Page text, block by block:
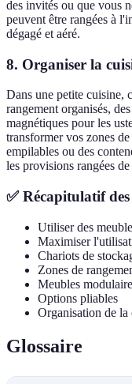
des invités ou que vous
peuvent être rangées à
dégagé et aéré.
8. Organiser la
Dans une petite cuisine,
rangement organisés,
magnétiques pour les
transformer vos zones
empilables ou des
les provisions rangées
✅ Récapitulatif
Utiliser des
Maximiser
Chariots de
Zones de
Meubles
Options pliables
Organisation de la
Glossaire